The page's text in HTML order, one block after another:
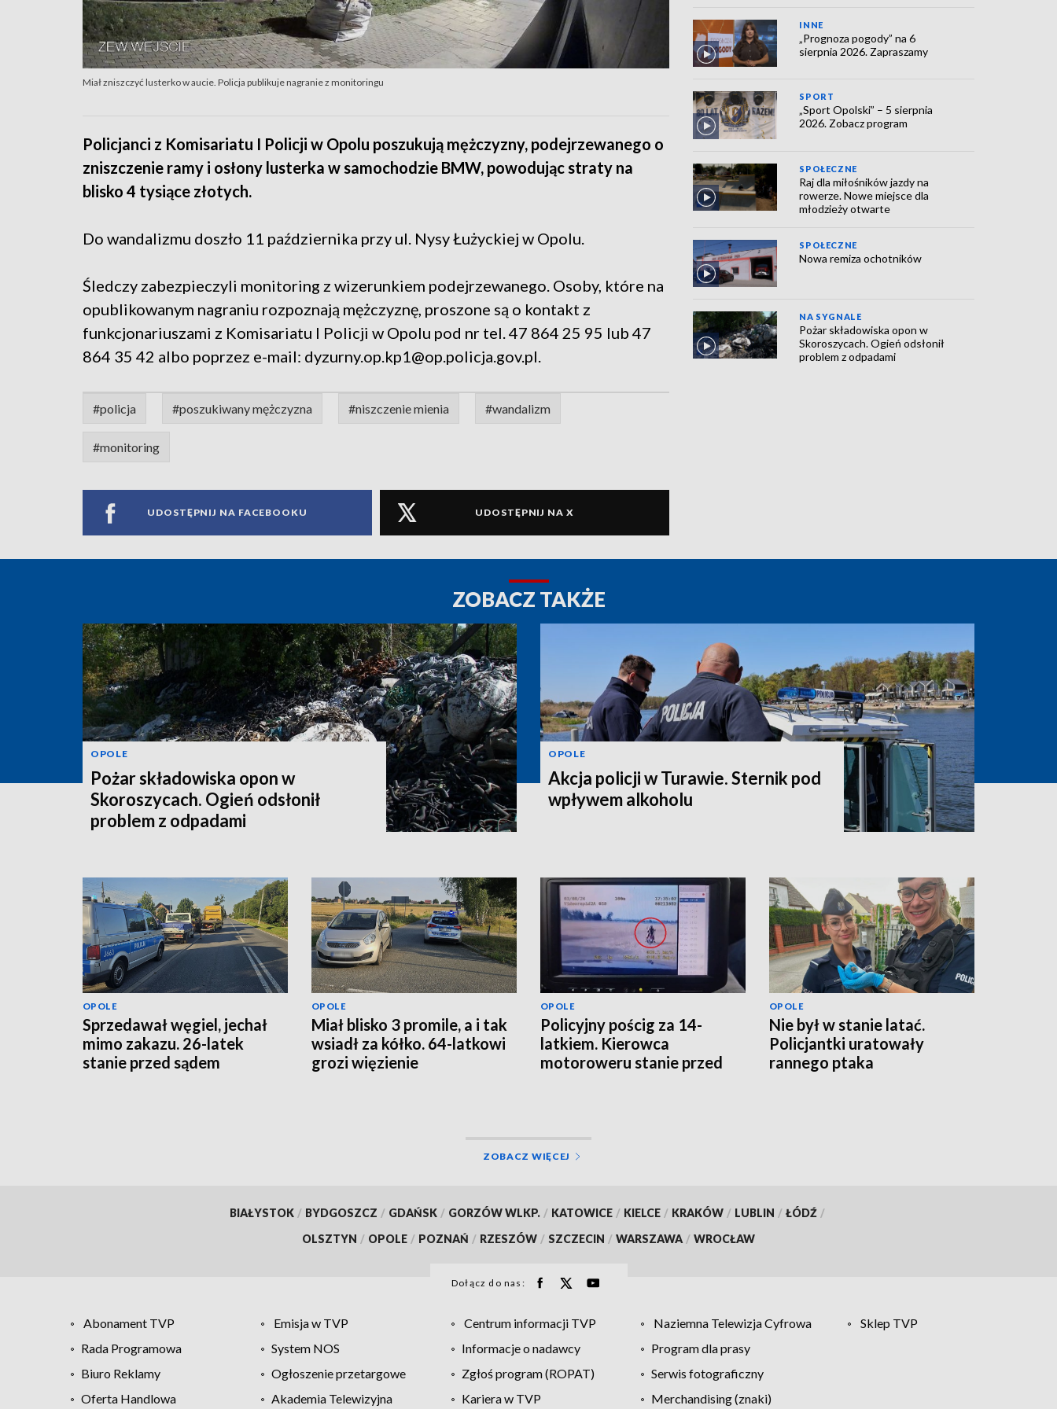
Miał zniszczyć lusterko w aucie. Policja publikuje nagranie z monitoringu
Policjanci z Komisariatu I Policji w Opolu poszukują mężczyzny, podejrzewanego o
zniszczenie ramy i osłony lusterka w samochodzie BMW, powodując straty na
blisko 4 tysiące złotych.
Do wandalizmu doszło 11 października przy ul. Nysy Łużyckiej w Opolu.
Śledczy zabezpieczyli monitoring z wizerunkiem podejrzewanego. Osoby, które na
opublikowanym nagraniu rozpoznają mężczyznę, proszone są o kontakt z
funkcjonariuszami z Komisariatu I Policji w Opolu pod nr tel. 47 864 25 95 lub 47
864 35 42 albo poprzez e-mail: dyzurny.op.kp1@op.policja.gov.pl.
#policja #poszukiwany mężczyzna #niszczenie mienia #wandalizm
#monitoring
UDOSTĘPNIJ NA FACEBOOKU UDOSTĘPNIJ NA X
INNE
„Prognoza pogody” na 6
sierpnia 2026. Zapraszamy
SPORT
„Sport Opolski” – 5 sierpnia
2026. Zobacz program
SPOŁECZNE
Raj dla miłośników jazdy na
rowerze. Nowe miejsce dla
młodzieży otwarte
SPOŁECZNE
Nowa remiza ochotników
NA SYGNALE
Pożar składowiska opon w
Skoroszycach. Ogień odsłonił
problem z odpadami
ZOBACZ TAKŻE
OPOLE
Pożar składowiska opon w
Skoroszycach. Ogień odsłonił
problem z odpadami
OPOLE
Akcja policji w Turawie. Sternik pod
wpływem alkoholu
OPOLE
Sprzedawał węgiel, jechał
mimo zakazu. 26-latek
stanie przed sądem
OPOLE
Miał blisko 3 promile, a i tak
wsiadł za kółko. 64-latkowi
grozi więzienie
OPOLE
Policyjny pościg za 14-
latkiem. Kierowca
motoroweru stanie przed
OPOLE
Nie był w stanie latać.
Policjantki uratowały
rannego ptaka
ZOBACZ WIĘCEJ
BIAŁYSTOK / BYDGOSZCZ / GDAŃSK / GORZÓW WLKP. / KATOWICE / KIELCE / KRAKÓW / LUBLIN / ŁÓDŹ /
OLSZTYN / OPOLE / POZNAŃ / RZESZÓW / SZCZECIN / WARSZAWA / WROCŁAW
Dołącz do nas:
Abonament TVP Emisja w TVP Centrum informacji TVP Naziemna Telewizja Cyfrowa
Sklep TVP
Rada Programowa
System NOS Informacje o nadawcy
Program dla prasy
Biuro Reklamy
Ogłoszenie przetargowe Zgłoś program (ROPAT)
Serwis fotograficzny
Oferta Handlowa
Akademia Telewizyjna Kariera w TVP Merchandising (znaki)